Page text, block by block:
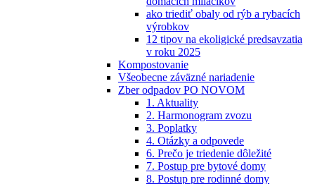
ako triediť obaly od rýb a rybacích
výrobkov
12 tipov na ekoligické predsavzatia
v roku 2025
Kompostovanie
Všeobecne záväzné nariadenie
Zber odpadov PO NOVOM
1. Aktuality
2. Harmonogram zvozu
3. Poplatky
4. Otázky a odpovede
6. Prečo je triedenie dôležité
7. Postup pre bytové domy
8. Postup pre rodinné domy